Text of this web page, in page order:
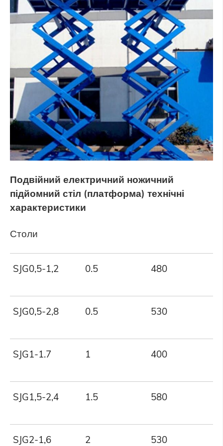
Подвійний електричний ножичний
підйомний стіл (платформа) технічні
характеристики
Столи
SJG0,5-1,2 0.5 480
SJG0,5-2,8 0.5 530
SJG1-1.7 1 400
SJG1,5-2,4 1.5 580
SJG2-1,6 2 530